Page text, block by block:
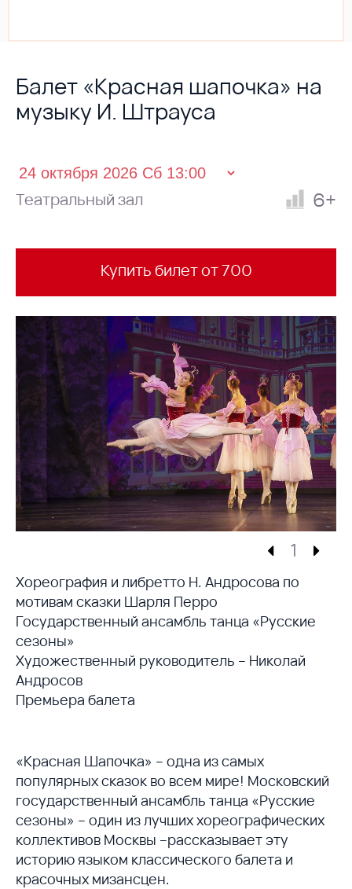
Балет «Красная шапочка» на
музыку И. Штрауса
Театральный зал 6+
Купить билет от 700
1
Хореография и либретто Н. Андросова по
мотивам сказки Шарля Перро
Государственный ансамбль танца «Русские
сезоны»
Художественный руководитель – Николай
Андросов
Премьера балета
«Красная Шапочка» – одна из самых
популярных сказок во всем мире! Московский
государственный ансамбль танца «Русские
сезоны» – один из лучших хореографических
коллективов Москвы –рассказывает эту
историю языком классического балета и
красочных мизансцен.